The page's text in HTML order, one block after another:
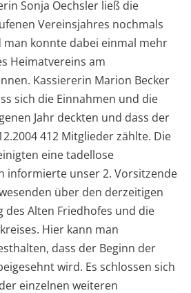
Sonja Oechsler ließ die
Vereinsjahres nochmals
man konnte dabei einmal mehr
Heimatvereins am
Kassiererin Marion Becker
sich die Einnahmen und die
Jahr deckten und dass der
412 Mitglieder zählte. Die
eine tadellose
informierte unser 2. Vorsitzende
über den derzeitigen
des Alten Friedhofes und die
Hier kann man
dass der Beginn der
wird. Es schlossen sich
einzelnen weiteren